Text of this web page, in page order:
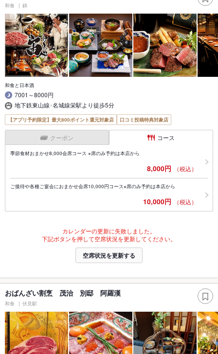
和食 錦
和食と日本酒
7001～8000円
地下鉄東山線･名城線栄駅より徒歩5分
【アプリ予約限定】最大800ポイント還元対象店 口コミ投稿特典対象店
クーポン コース
季節食材おまかせ8,000会席コース ※席のみ予約は本店から
8,000円 （税込）
ご接待や各種ご宴会におまかせ会席10,000円コース※席のみ予約は本店から
10,000円 （税込）
カレンダーの更新に失敗しました。
下記ボタンを押して空席状況を更新してください。
空席状況を更新する
おばんざい割烹 茂治 別邸 阿羅漢
和食 伏見駅